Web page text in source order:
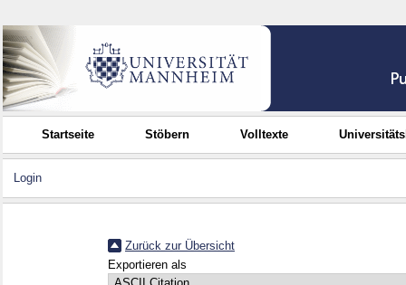
Startseite Stöbern Volltexte
Login
Zurück zur Übersicht
Exportieren als